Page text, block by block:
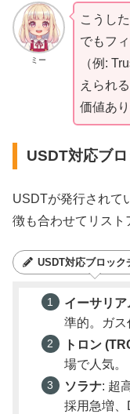
ミー
こうし
でもフ
（例:
えられ
価値あり
USDT対応ブ
USDTが発行されて
徴も合わせてリスト
USDT対応ブロック
イーサリ
準的。ガス
トロン
場で人気。
ソラナ: 超
採用急増、